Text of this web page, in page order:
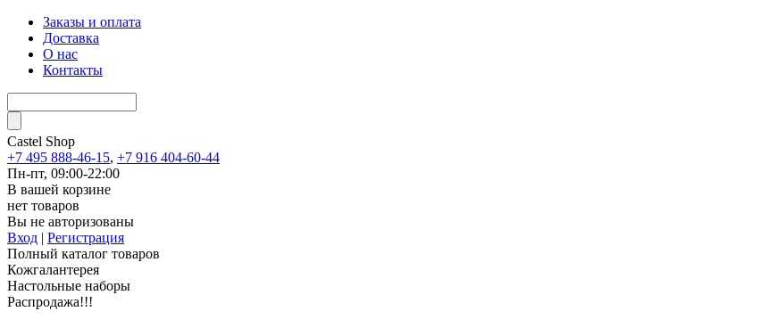
Заказы и оплата
Доставка
О нас
Контакты
Castel Shop
+7 495 888-46-15, +7 916 404-60-44
Пн-пт, 09:00-22:00
В вашей корзине
нет товаров
Вы не авторизованы
Вход | Регистрация
Полный каталог товаров
Кожгалантерея
Настольные наборы
Распродажа!!!